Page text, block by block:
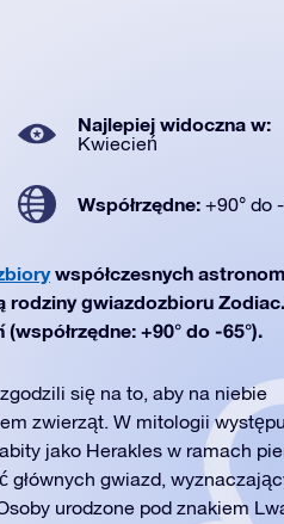
Najlepiej widoczna w:
Kwiecień
Współrzędne: +90° do
współczesnych
gwiazdozbioru
+90° do -65°).
się na to, aby na niebie
zwierząt. W mitologii
jako Herakles w ramach
głównych gwiazd,
urodzone pod znakiem